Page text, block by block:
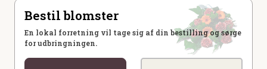
Bestil blomster
En lokal forretning vil tage sig af din bestilling og sørge
for udbringningen.